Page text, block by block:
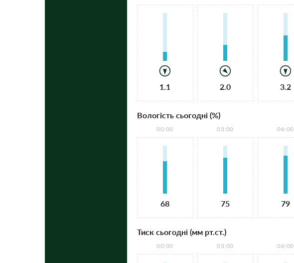
1.1 2.0 3.2
Вологість сьогодні (%)
00:00
68
03:00
75
06:00
79
Тиск сьогодні (мм рт.ст.)
00:00 03:00 06:00